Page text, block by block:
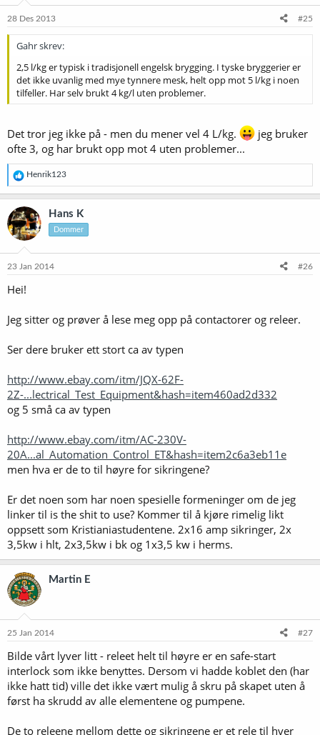
28 Des 2013 #25
Gahr skrev:
2,5 l/kg er typisk i tradisjonell engelsk brygging. I tyske bryggerier er
det ikke uvanlig med mye tynnere mesk, helt opp mot 5 l/kg i noen
tilfeller. Har selv brukt 4 kg/l uten problemer.
Det tror jeg ikke på - men du mener vel 4 L/kg.
jeg bruker
ofte 3, og har brukt opp mot 4 uten problemer...
R
e
a
k
s
j
o
e
Henrik123
Hans K
Dommer
23 Jan 2014 #26
Hei!
Jeg sitter og prøver å lese meg opp på contactorer og releer.
Ser dere bruker ett stort ca av typen
http://www.ebay.com/itm/JQX-62F-
2Z-...lectrical_Test_Equipment&hash=item460ad2d332
og 5 små ca av typen
http://www.ebay.com/itm/AC-230V-
20A...al_Automation_Control_ET&hash=item2c6a3eb11e
men hva er de to til høyre for sikringene?
Er det noen som har noen spesielle formeninger om de jeg
linker til is the shit to use? Kommer til å kjøre rimelig likt
oppsett som Kristianiastudentene. 2x16 amp sikringer, 2x
3,5kw i hlt, 2x3,5kw i bk og 1x3,5 kw i herms.
Martin E
25 Jan 2014 #27
Bilde vårt lyver litt - releet helt til høyre er en safe-start
interlock som ikke benyttes. Dersom vi hadde koblet den (har
ikke hatt tid) ville det ikke vært mulig å skru på skapet uten å
først ha skrudd av alle elementene og pumpene.
De to releene mellom dette og sikringene er et rele til hver